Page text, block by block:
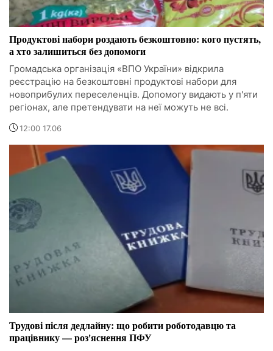
Продуктові набори роздають безкоштовно: кого пустять,
а хто залишиться без допомоги
Громадська організація «ВПО України» відкрила
реєстрацію на безкоштовні продуктові набори для
новоприбулих переселенців. Допомогу видають у п'яти
регіонах, але претендувати на неї можуть не всі.
12:00 17.06
Трудові після дедлайну: що робити роботодавцю та
працівнику — роз'яснення ПФУ